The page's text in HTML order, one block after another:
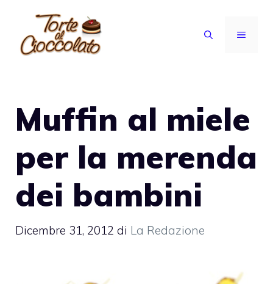
contenuto
MENU
Muffin al miele
per la merenda
dei bambini
Dicembre 31, 2012 di La Redazione